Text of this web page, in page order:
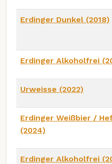
Erdinger Dunkel (2018)
Erdinger Alkoholfrei
Urweisse (2022)
Erdinger Weißbier /
(2024)
Erdinger Alkoholfrei